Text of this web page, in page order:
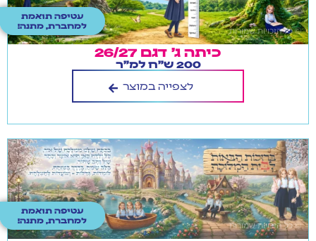
עטיפה תואמת
למחברת, מתנה!
כיתה ג' דגם 26/27
200 ש"ח למ"ר
לצפייה במוצר
עטיפה תואמת
למחברת, מתנה!